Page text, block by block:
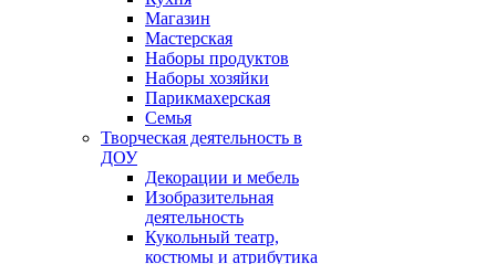
Магазин
Мастерская
Наборы продуктов
Наборы хозяйки
Парикмахерская
Семья
Творческая деятельность в
ДОУ
Декорации и мебель
Изобразительная
деятельность
Кукольный театр,
костюмы и атрибутика